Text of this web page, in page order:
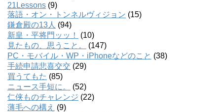
21Lessons (9)
落語・オン・トンネルヴィジョン (15)
鎌倉殿の13人 (94)
新皇・平将門ッッ！
(10)
見たもの、思うこと。
(147)
PC・モバイル・WP・iPhoneなどのこと (38)
手続申請悲喜交交 (29)
買うてもた (85)
ニュース手短に。
(52)
仁侠ものチャレンジ (22)
薄毛への構え (9)